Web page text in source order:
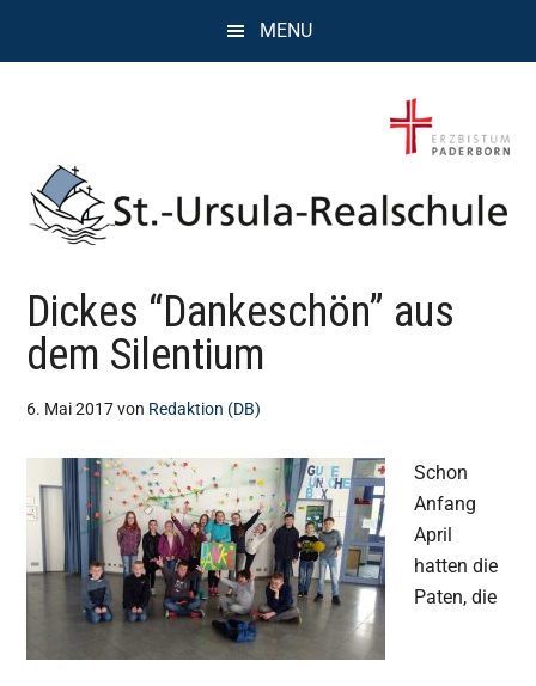
MENU
St.
Ursula
Realschule
Attendorn
Kompetenz,
Persönlichkeit,
Chancen
Dickes “Dankeschön” aus
dem Silentium
6. Mai 2017von Redaktion (DB)
Schon
Anfang
April
hatten die
Paten, die